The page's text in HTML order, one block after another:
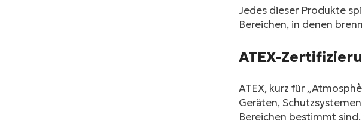
Jedes dieser Produkte
Bereichen, in denen
ATEX-
ATEX, kurz für
Geräten,
Bereichen bestimmt